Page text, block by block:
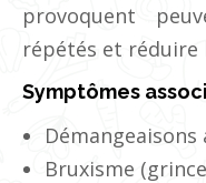
provoquent
répétés et réduire
Symptômes
Bruxisme